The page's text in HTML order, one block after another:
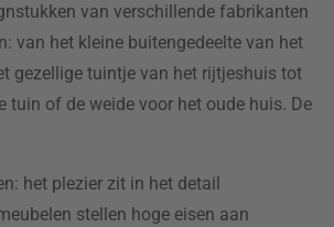
van verschillende fabrikanten
van het kleine buitengedeelte van het
gezellige tuintje van het rijtjeshuis tot
tuin of de weide voor het oude huis. De
het plezier zit in het detail
stellen hoge eisen aan